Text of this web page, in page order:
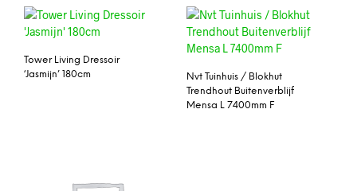
Tower Living Dressoir
‘Jasmijn’ 180cm
Nvt Tuinhuis / Blokhut
Trendhout Buitenverblijf
Mensa L 7400mm F